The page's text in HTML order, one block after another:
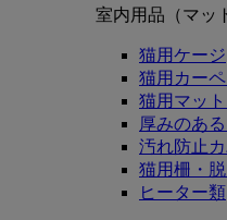
室内用品（マッ
猫用ケージ
猫用カー
猫用マッ
厚みのあ
汚れ防止
猫用柵・
ヒーター類